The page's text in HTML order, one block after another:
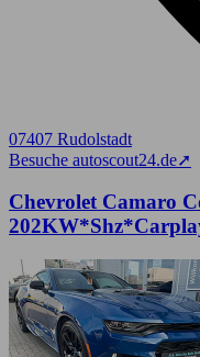
07407 Rudolstadt
Besuche autoscout24.de➚
Chevrolet Camaro